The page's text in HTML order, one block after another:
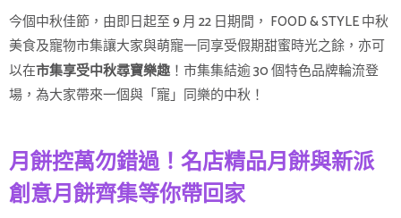
今個中秋佳節，由即日起至 9 月 22 日期間， FOOD & STYLE 中秋
美食及寵物市集讓大家與萌寵一同享受假期甜蜜時光之餘，亦可
以在市集享受中秋尋寶樂趣！市集集結逾 30 個特色品牌輪流登
場，為大家帶來一個與「寵」同樂的中秋！
月餅控萬勿錯過！名店精品月餅與新派
創意月餅齊集等你帶回家